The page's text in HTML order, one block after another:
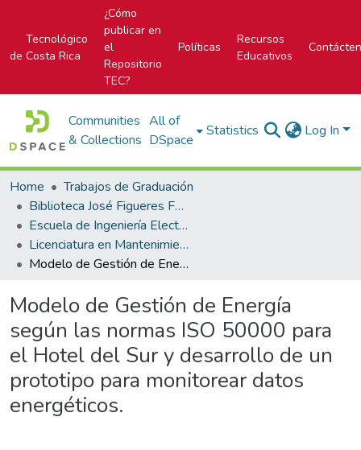
Tecnológico
de Costa Rica
¿Cómo
publicar en
el
Repositorio
TEC?
Políticas
Recursos
Educativos
Communities
& Collections
All of
DSpace
Statistics Log In
Home
Trabajos de Graduación
Biblioteca José Figueres Ferrer
Escuela de Ingeniería Electromecánica
Licenciatura en Mantenimiento Industrial
Modelo de Gestión de Energía según las normas ISO 50000 para el Hotel del Sur y desarrollo de un prototipo para monitorear datos energéticos.
Modelo de Gestión de Energía
según las normas ISO 50000 para
el Hotel del Sur y desarrollo de un
prototipo para monitorear datos
energéticos.